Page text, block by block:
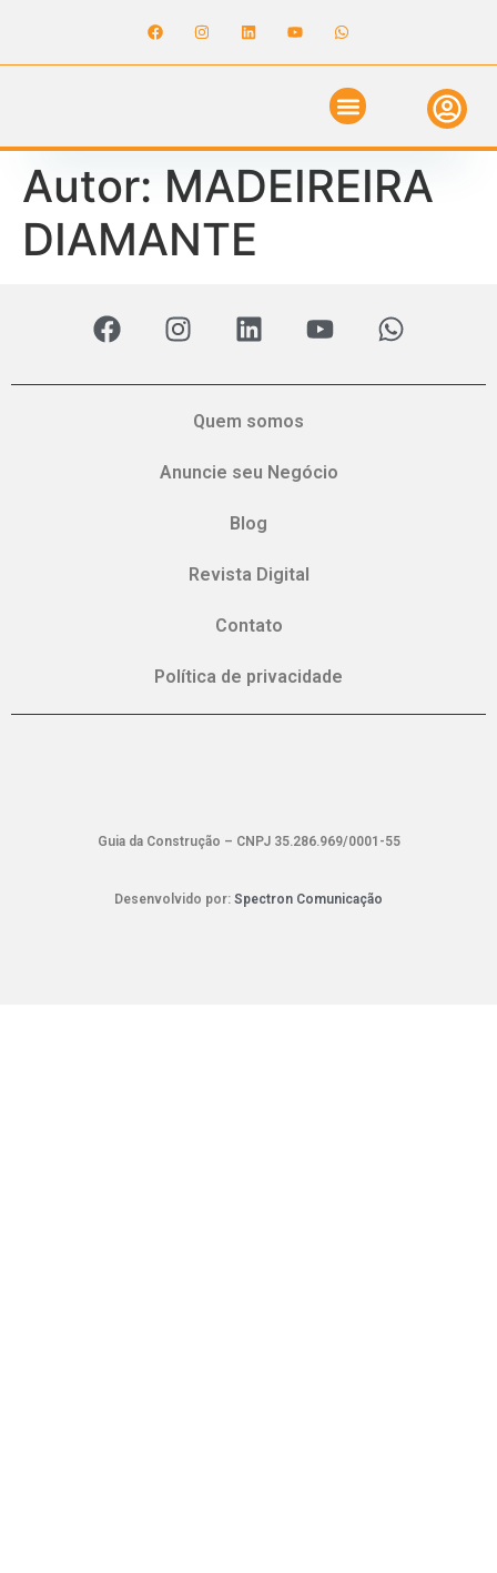
Autor: MADEIREIRA
DIAMANTE
Quem somos
Anuncie seu Negócio
Blog
Revista Digital
Contato
Política de privacidade
Guia da Construção – CNPJ 35.286.969/0001-55
Desenvolvido por: Spectron Comunicação